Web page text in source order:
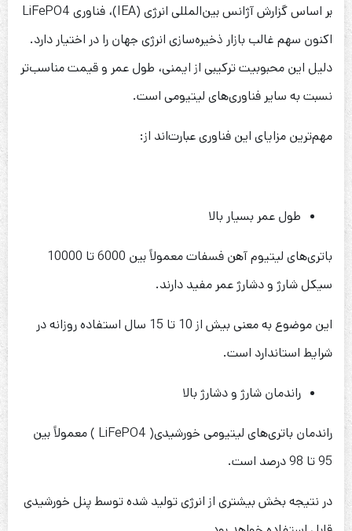
بر اساس گزارش آژانس بین‌المللی انرژی (IEA)، فناوری LiFePO4
اکنون سهم غالب بازار ذخیره‌سازی انرژی جهان را در اختیار دارد.
دلیل این محبوبیت ترکیبی از ایمنی، طول عمر و قیمت مناسب‌تر
نسبت به سایر فناوری‌های لیتیومی است.
مهم‌ترین مزایای این فناوری عبارت‌اند از:
طول عمر بسیار بالا
باتری‌های لیتیوم آهن فسفات معمولاً بین 6000 تا 10000
سیکل شارژ و دشارژ عمر مفید دارند.
این موضوع به معنی بیش از 10 تا 15 سال استفاده روزانه در
شرایط استاندارد است.
راندمان شارژ و دشارژ بالا
راندمان باتری‌های لیتیومی خورشیدی( LiFePO4 ) معمولاً بین
95 تا 98 درصد است.
در نتیجه بخش بیشتری از انرژی تولید شده توسط پنل خورشیدی